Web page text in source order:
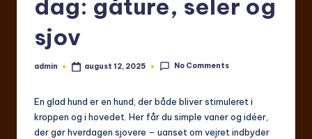
dag: gåture, seler og
sjov
Posted
admin august 12, 2025 No Comments
En glad hund er en hund, der både bliver stimuleret i
kroppen og i hovedet. Her får du simple vaner og idéer,
der gør hverdagen sjovere – uanset om vejret indbyder